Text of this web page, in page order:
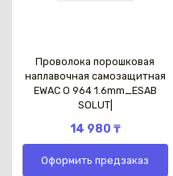
Проволока порошковая
наплавочная самозащитная
EWAC O 964 1.6mm_ESAB
SOLUT|
14 980 ₸
Оформить предзаказ